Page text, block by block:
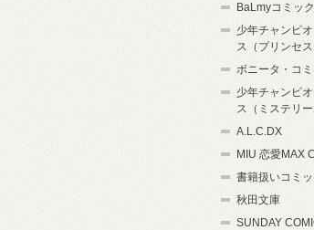
BaLmyコミッ
少年チャンピ
ス（プリンセス
ボニータ・コ
少年チャンピ
ス（ミステリー
A.L.C.DX
MIU 恋愛MAX
書籍扱いコミ
秋田文庫
SUNDAY